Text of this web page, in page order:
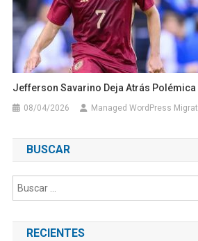
Jefferson Savarino Deja Atrás
08/04/2026 Managed WordPress
BUSCAR
RECIENTES